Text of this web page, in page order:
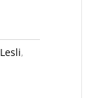
Lesli,